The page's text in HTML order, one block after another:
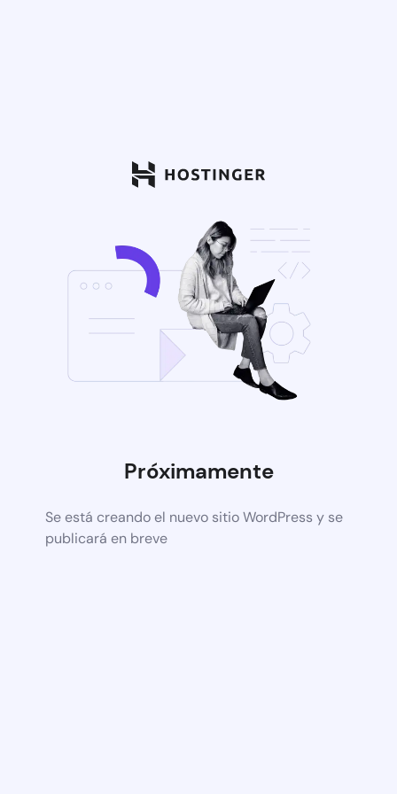
Próximamente
Se está creando el nuevo sitio WordPress y se
publicará en breve